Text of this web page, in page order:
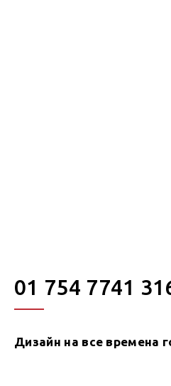
01 754 7741
Дизайн на все времена